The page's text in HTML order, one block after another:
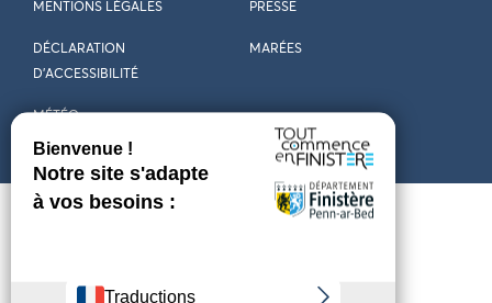
MENTIONS LÉGALES PRESSE
DÉCLARATION
D’ACCESSIBILITÉ
MARÉES
MÉTÉO